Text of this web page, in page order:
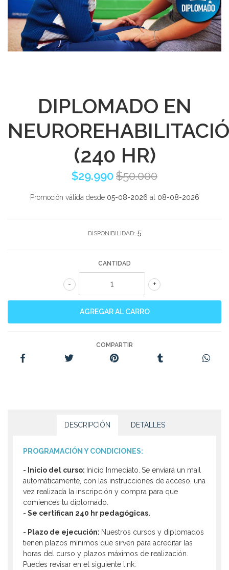
DIPLOMADO EN
(240 HR)
$29.990$50.000
Promoción válida desde 05-08-2026 al 08-08-2026
DISPONIBILIDAD: 5
CANTIDAD
+
-
COMPARTIR
DESCRIPCIÓN DETALLES
PROGRAMACIÓN Y CONDICIONES:
- Inicio del curso: Inicio Inmediato. Se enviará un mail
automáticamente, con las instrucciones de acceso, una
vez realizada la inscripción y compra para que
comiences tu diplomado.
- Se certifican 240 hr pedagógicas.
- Plazo de ejecución: Nuestros cursos y diplomados
tienen plazos mínimos que sirven para acreditar las
horas del curso y plazos máximos de realización.
Puedes revisar en el siguiente link: